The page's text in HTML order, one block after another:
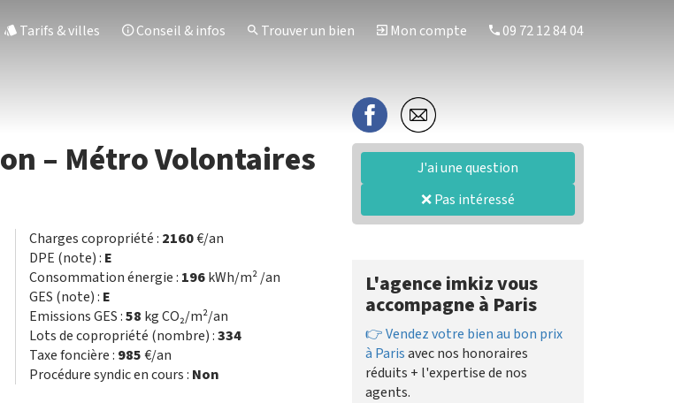
Tarifs & villes Conseil & infos Trouver un bien Mon compte 09 72 12 84 04
– Métro Volontaires
Charges copropriété : 2160€/an
DPE (note) : E
Consommation énergie : 196kWh/m² /an
GES (note) : E
Emissions GES :58 kg CO₂/m²/an
Lots de copropriété (nombre) :334
Taxe foncière : 985€/an
Procédure syndic en cours : Non
J'ai une question
❌ Pas intéressé
L'agence imkiz vous
accompagne à Paris
👉 Vendez votre bien au bon prix
à Parisavec nos honoraires
réduits + l'expertise de nos
agents.